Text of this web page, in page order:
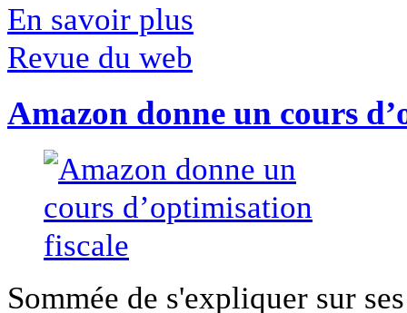
En savoir plus
Revue du web
Amazon donne un cours
Sommée de s'expliquer sur